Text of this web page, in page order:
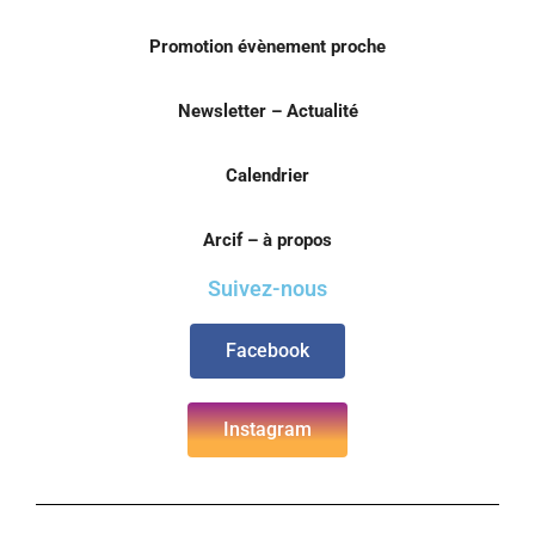
Promotion évènement proche
Newsletter – Actualité
Calendrier
Arcif – à propos
Suivez-nous
Facebook
Instagram